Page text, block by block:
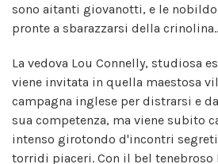
sono aitanti giovanotti, e le
pronte a sbarazzarsi della
La vedova Lou Connelly, studiosa
viene invitata in quella maestosa
campagna inglese per distrarsi e
sua competenza, ma viene subito
intenso girotondo d'incontri
torridi piaceri. Con il bel tenebroso